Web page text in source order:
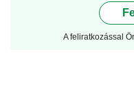
A feliratkozással